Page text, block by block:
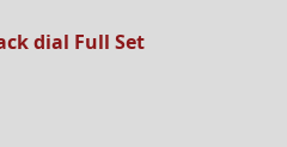
dial Full Set